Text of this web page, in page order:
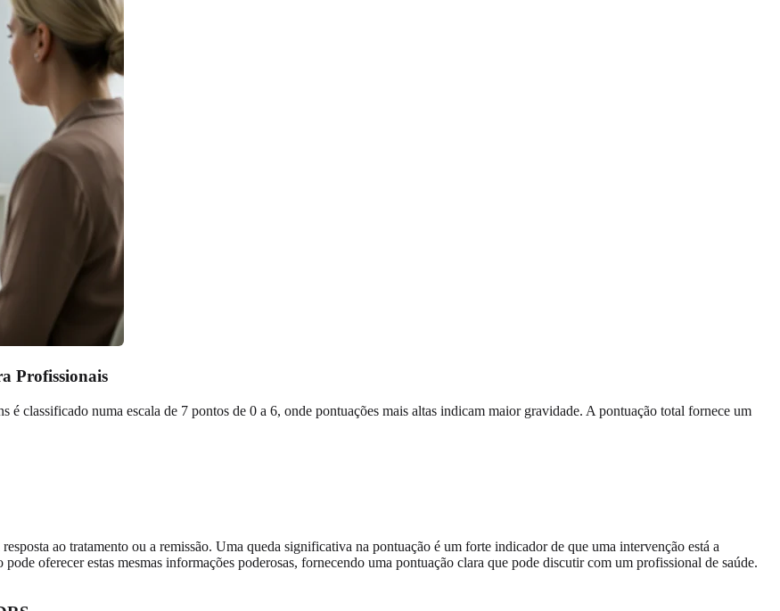
Profissionais
classificado numa escala de 7 pontos de 0 a 6, onde pontuações mais altas indicam maior gravidade. A pontuação total fornece um
ao tratamento ou a remissão. Uma queda significativa na pontuação é um forte indicador de que uma intervenção está a
oferecer estas mesmas informações poderosas, fornecendo uma pontuação clara que pode discutir com um profissional de saúde.